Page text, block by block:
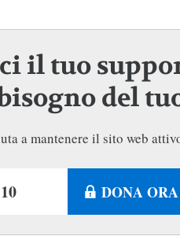
il tuo
del
a mantenere il sito web
DONA ORA